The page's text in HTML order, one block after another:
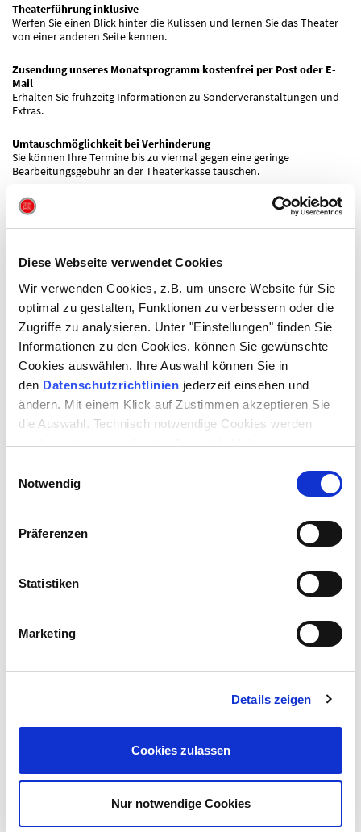
Diese Webseite verwendet Cookies
Wir verwenden Cookies, z.B. um unsere Website für Sie
optimal zu gestalten, Funktionen zu verbessern oder die
Zugriffe zu analysieren. Unter "Einstellungen" finden Sie
Informationen zu den Cookies, können Sie gewünschte
Cookies auswählen. Ihre Auswahl können Sie in
den Datenschutzrichtlinien jederzeit einsehen und
ändern. Mit einem Klick auf Zustimmen akzeptieren Sie
die Auswahl. Technisch notwendige Cookies werden
auch gesetzt, wenn Sie die Auswahl ablehnen.
Notwendig
Präferenzen
Statistiken
Marketing
Details zeigen
Cookies zulassen
Nur notwendige Cookies
Theaterführung inklusive
Werfen Sie einen Blick hinter die Kulissen und lernen Sie das Theater
von einer anderen Seite kennen.
Zusendung unseres Monatsprogramm kostenfrei per Post oder E-
Mail
Erhalten Sie frühzeitg Informationen zu Sonderveranstaltungen und
Extras.
Umtauschmöglichkeit bei Verhinderung
Sie können Ihre Termine bis zu viermal gegen eine geringe
Bearbeitungsgebühr an der Theaterkasse tauschen.
Ihr Aboausweis ist nicht personengebunden
deutschen Theater eine Preisvorteil.
KATEGORIE WÄHLEN WOCHENTAG WÄHLEN
ANZAHL DER
VORSTELLUNGEN
LÖSCHEN
DI,MI,DO,FR,SA,SO | 11 VORSTELLUNGEN
FR | 12 VORSTELLUNGEN
SA | 12 VORSTELLUNGEN